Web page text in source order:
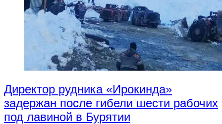
Директор рудника «Ирокинда»
задержан после гибели шести рабочих
под лавиной в Бурятии